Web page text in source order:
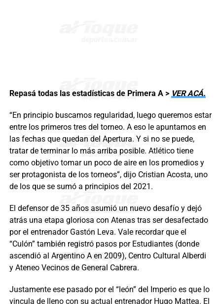
Repasá todas las estadísticas de Primera A > VER ACÁ.
“En principio buscamos regularidad, luego queremos estar
entre los primeros tres del torneo. A eso le apuntamos en
las fechas que quedan del Apertura. Y si no se puede,
tratar de terminar lo más arriba posible. Atlético tiene
como objetivo tomar un poco de aire en los promedios y
ser protagonista de los torneos”, dijo Cristian Acosta, uno
de los que se sumó a principios del 2021.
El defensor de 35 años asumió un nuevo desafío y dejó
atrás una etapa gloriosa con Atenas tras ser desafectado
por el entrenador Gastón Leva. Vale recordar que el
“Culón” también registró pasos por Estudiantes (donde
ascendió al Argentino A en 2009), Centro Cultural Alberdi
y Ateneo Vecinos de General Cabrera.
Justamente ese pasado por el “león” del Imperio es que lo
vincula de lleno con su actual entrenador Hugo Mattea. El